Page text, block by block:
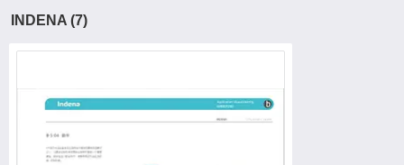
INDENA (7)